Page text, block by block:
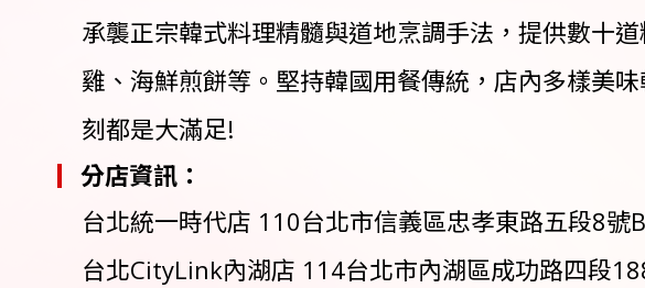
承襲正宗韓式料理精髓與道地烹調手法，提供數十
雞、海鮮煎餅等。堅持韓國用餐傳統，店內多樣美
刻都是大滿足!
分店資訊：
台北統一時代店 110台北市信義區忠孝東路五段8號
台北CityLink內湖店 114台北市內湖區成功路四段